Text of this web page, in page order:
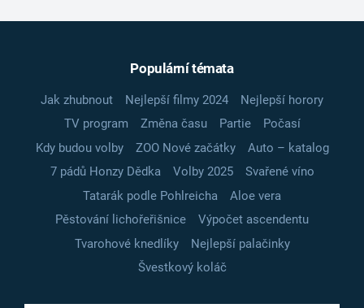
Populární témata
Jak zhubnout Nejlepší filmy 2024
Nejlepší horory
TV program
Změna času Partie
Počasí
Kdy budou volby
ZOO Nové začátky
Auto – katalog
7 pádů Honzy Dědka
Volby 2025
Svařené víno
Tatarák podle Pohlreicha
Aloe vera
Pěstování lichořeřišnice
Výpočet ascendentu
Tvarohové knedlíky
Nejlepší palačinky
Švestkový koláč